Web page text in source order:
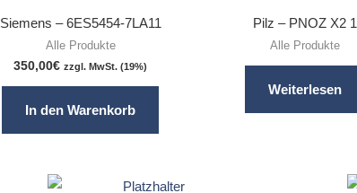
Siemens – 6ES5454-7LA11
Alle Produkte
350,00€ zzgl. MwSt. (19%)
In den Warenkorb
Pilz – PNOZ X2 1
Alle Produkte
Weiterlesen